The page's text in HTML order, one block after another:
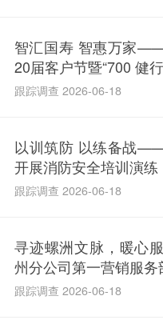
智汇国寿 智惠万家
20届客户节暨“700 健
跟踪调查 2026-06-18
以训筑防 以练备战
开展消防安全培训演练
跟踪调查 2026-06-18
寻迹螺洲文脉，暖心
州分公司第一营销服
跟踪调查 2026-06-18